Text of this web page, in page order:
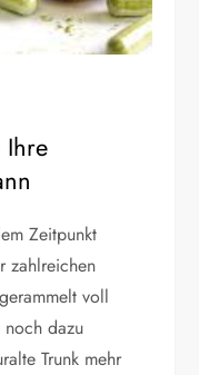
Ihre
Zeitpunkt
zahlreichen
voll
dazu
Trunk mehr